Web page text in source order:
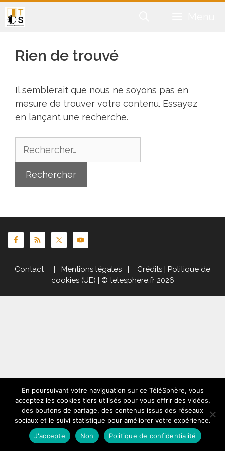
Aller
au
Rien de trouvé
Il semblerait que nous ne soyons pas en
mesure de trouver votre contenu. Essayez
en lançant une recherche.
Rechercher :
Contact| Mentions légales | Crédits | Politique de
cookies (UE) | © telesphere.fr 2026
En poursuivant votre naviguation sur ce TéléSphère, vous
acceptez les cookies tiers utilisés pour vous offrir des vidéos,
des boutons de partage, des contenus issus des réseaux
sociaux et le suivi statistique pour améliorer votre expérience.
J'accepte
Non Politique de confidentialité